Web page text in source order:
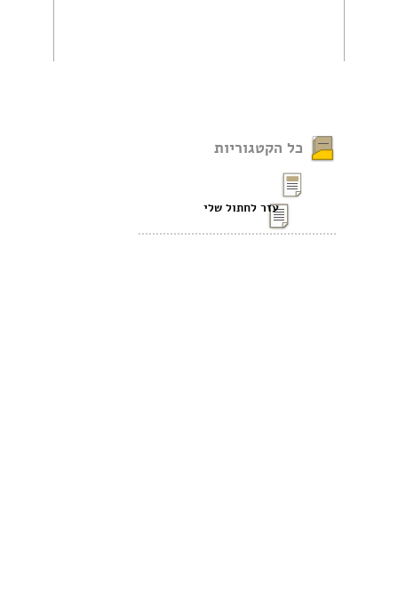
כל הקטגוריות
עזר לחתול שלי